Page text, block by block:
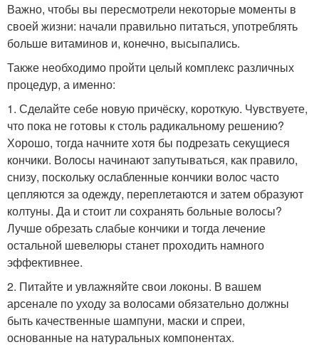
Важно, чтобы вы пересмотрели некоторые моменты в
своей жизни: начали правильно питаться, употреблять
больше витаминов и, конечно, высыпались.
Также необходимо пройти целый комплекс различных
процедур, а именно:
1. Сделайте себе новую причёску, короткую. Чувствуете,
что пока не готовы к столь радикальному решению?
Хорошо, тогда начните хотя бы подрезать секущиеся
кончики. Волосы начинают запутываться, как правило,
снизу, поскольку ослабленные кончики волос часто
цепляются за одежду, переплетаются и затем образуют
колтуны. Да и стоит ли сохранять больные волосы?
Лучше обрезать слабые кончики и тогда лечение
остальной шевелюры станет проходить намного
эффективнее.
2. Питайте и увлажняйте свои локоны. В вашем
арсенале по уходу за волосами обязательно должны
быть качественные шампуни, маски и спреи,
основанные на натуральных компонентах.